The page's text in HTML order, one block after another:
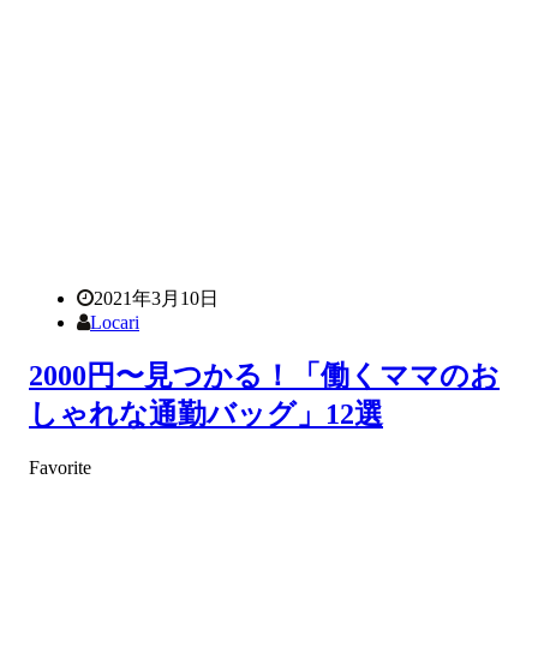
2021年3月10日
Locari
2000円〜見つかる！「働くママのお
しゃれな通勤バッグ」12選
Favorite